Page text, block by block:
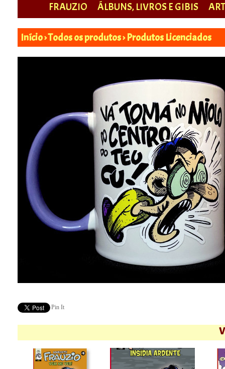
FRAUZIO ÁLBUNS, LIVROS E GIBIS
Início›Todos os produtos› Produtos Licenciados
Pin It